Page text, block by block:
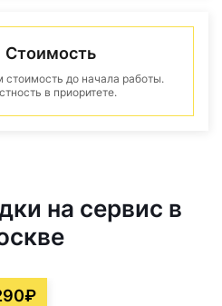
Стоимость
стоимость до начала работы.
в приоритете.
на сервис в